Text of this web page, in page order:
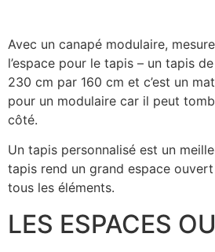
Avec un canapé modulaire,
l’espace pour le tapis – un tapis
230 cm par 160 cm et c’est un
pour un modulaire car il peut
côté.
Un tapis personnalisé est un
tapis rend un grand espace
tous les éléments.
LES ESPACES